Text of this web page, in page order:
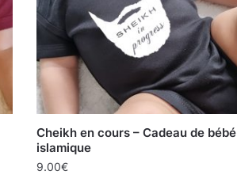
Cheikh en cours – Cadeau de bébé
islamique
9.00€